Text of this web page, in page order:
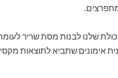
מתפרצים.
שלנו לבנות מסת שריר
אימונים שתביא לתוצאות